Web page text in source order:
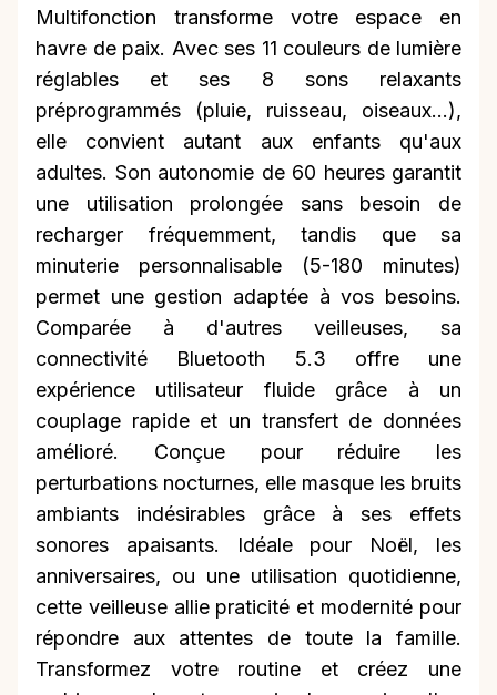
Multifonction transforme votre espace en
havre de paix. Avec ses 11 couleurs de lumière
réglables et ses 8 sons relaxants
préprogrammés (pluie, ruisseau, oiseaux...),
elle convient autant aux enfants qu'aux
adultes. Son autonomie de 60 heures garantit
une utilisation prolongée sans besoin de
recharger fréquemment, tandis que sa
minuterie personnalisable (5-180 minutes)
permet une gestion adaptée à vos besoins.
Comparée à d'autres veilleuses, sa
connectivité Bluetooth 5.3 offre une
expérience utilisateur fluide grâce à un
couplage rapide et un transfert de données
amélioré. Conçue pour réduire les
perturbations nocturnes, elle masque les bruits
ambiants indésirables grâce à ses effets
sonores apaisants. Idéale pour Noël, les
anniversaires, ou une utilisation quotidienne,
cette veilleuse allie praticité et modernité pour
répondre aux attentes de toute la famille.
Transformez votre routine et créez une